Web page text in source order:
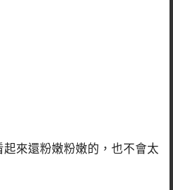
來還粉嫩粉嫩的，也不會太